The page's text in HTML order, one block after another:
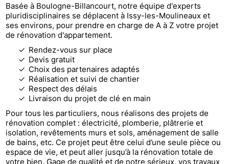
Basée à Boulogne-Billancourt, notre équipe d'experts
pluridisciplinaires se déplacent à Issy-les-Moulineaux et
ses environs, pour prendre en charge de A à Z votre projet
de rénovation d'appartement.
Rendez-vous sur place
Devis gratuit
Choix des partenaires adaptés
Réalisation et suivi de chantier
Respect des délais
Livraison du projet de clé en main
Pour tous les particuliers, nous réalisons des projets de
rénovation complet : électricité, plomberie, plâtrerie et
isolation, revêtements murs et sols, aménagement de salle
de bains, etc. Ce projet peut être celui d’une seule pièce ou
espace de vie, et peut aller jusqu’à la rénovation totale de
votre bien. Gage de qualité et de notre sérieux, vos travaux